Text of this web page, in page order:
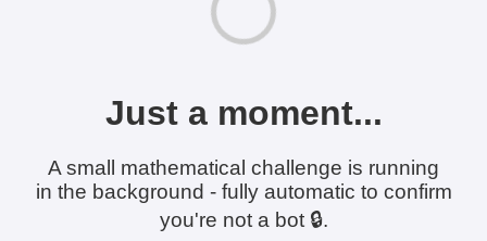
Just a moment...
A small mathematical challenge is running
in the background - fully automatic to confirm
you're not a bot 🔒.